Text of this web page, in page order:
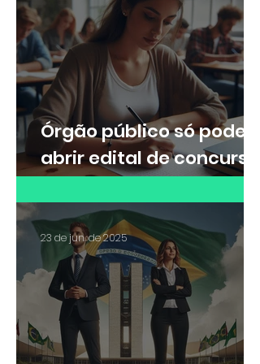
mesmo com divisão de
turmas no curso de
formação
Órgão público só pode
abrir edital de concurso
externo após concurso
de remoção interno
23 de jun. de 2025